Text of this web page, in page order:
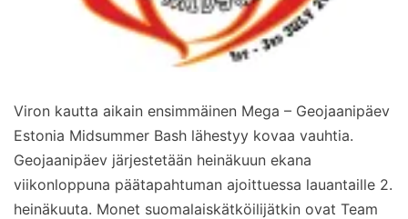
Viron kautta aikain ensimmäinen Mega – Geojaanipäev
Estonia Midsummer Bash lähestyy kovaa vauhtia.
Geojaanipäev järjestetään heinäkuun ekana
viikonloppuna päätapahtuman ajoittuessa lauantaille 2.
heinäkuuta. Monet suomalaiskätköilijätkin ovat Team